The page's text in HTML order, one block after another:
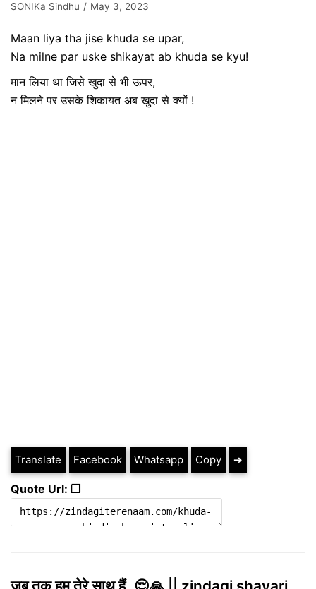
SONIKa Sindhu
May 3, 2023
Maan liya tha jise khuda se upar,
Na milne par uske shikayat ab khuda se kyu!
मान लिया था जिसे खुदा से भी ऊपर,
न मिलने पर उसके शिकायत अब खुदा से क्यों !
Translate Facebook Whatsapp Copy ➔
Quote Url: ❐